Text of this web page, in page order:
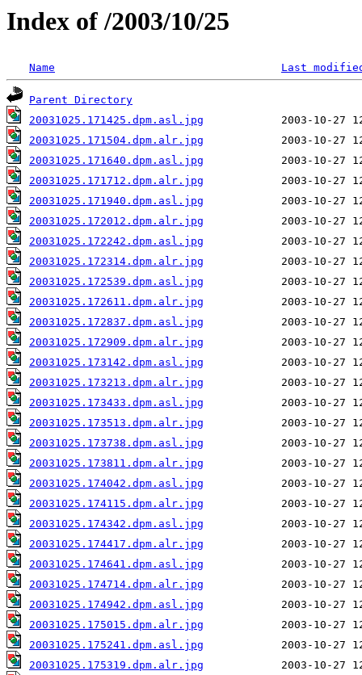
Index of /2003/10/25
Name Last
Parent Directory
20031025.171425.dpm.asl.jpg
20031025.171504.dpm.alr.jpg
20031025.171640.dpm.asl.jpg
20031025.171712.dpm.alr.jpg
20031025.171940.dpm.asl.jpg
20031025.172012.dpm.alr.jpg
20031025.172242.dpm.asl.jpg
20031025.172314.dpm.alr.jpg
20031025.172539.dpm.asl.jpg
20031025.172611.dpm.alr.jpg
20031025.172837.dpm.asl.jpg
20031025.172909.dpm.alr.jpg
20031025.173142.dpm.asl.jpg
20031025.173213.dpm.alr.jpg
20031025.173433.dpm.asl.jpg
20031025.173513.dpm.alr.jpg
20031025.173738.dpm.asl.jpg
20031025.173811.dpm.alr.jpg
20031025.174042.dpm.asl.jpg
20031025.174115.dpm.alr.jpg
20031025.174342.dpm.asl.jpg
20031025.174417.dpm.alr.jpg
20031025.174641.dpm.asl.jpg
20031025.174714.dpm.alr.jpg
20031025.174942.dpm.asl.jpg
20031025.175015.dpm.alr.jpg
20031025.175241.dpm.asl.jpg
20031025.175319.dpm.alr.jpg